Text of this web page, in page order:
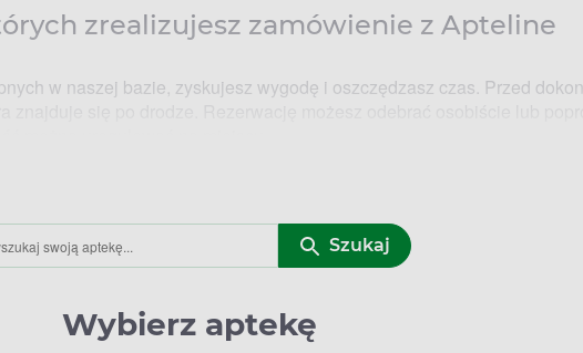
zrealizujesz zamówienie z Apteline
w naszej bazie, zyskujesz wygodę i oszczędzasz czas. Przed
od poniedziałku do piątku między 8:00 a 20:00. Dlatego też to
Szukaj
Wybierz aptekę